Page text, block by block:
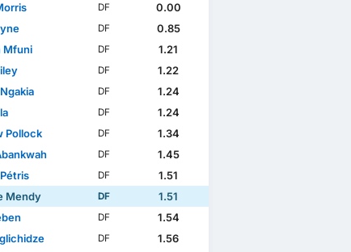
DF
0.00
DF
0.85
Mfuni
DF
1.21
DF
1.22
DF
1.24
DF
1.24
Pollock
DF
1.34
DF
1.45
DF
1.51
Mendy
DF
1.51
DF
1.54
DF
1.56